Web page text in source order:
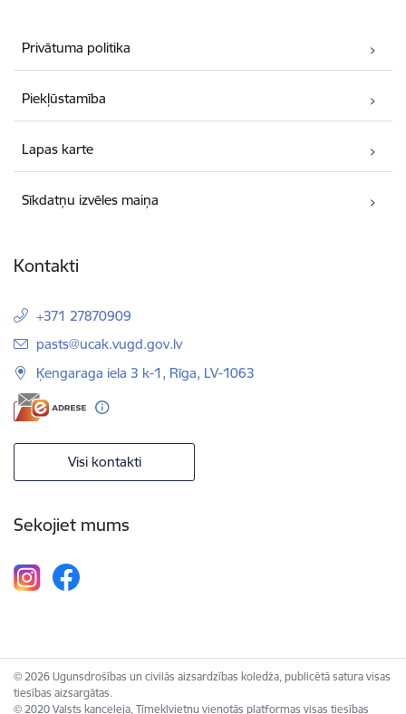
Privātuma politika
Piekļūstamība
Lapas karte
Sīkdatņu izvēles maiņa
Kontakti
+371 27870909
E-pasts:
pasts@ucak.vugd.gov.lv
Ķengaraga iela 3 k-1, Rīga, LV-1063
Visi kontakti
Sekojiet mums
© 2026 Ugunsdrošības un civilās aizsardzības koledža, publicētā satura visas
tiesības aizsargātas.
© 2020 Valsts kanceleja, Tīmekļvietņu vienotās platformas visas tiesības